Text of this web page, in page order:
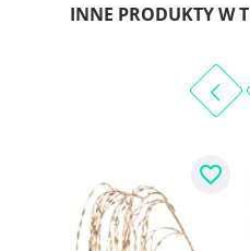
INNE PRODUKTY W
favorite_border